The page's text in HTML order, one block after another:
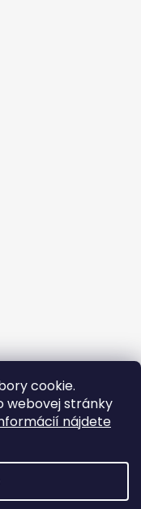
cookie.
webovej stránky
nájdete